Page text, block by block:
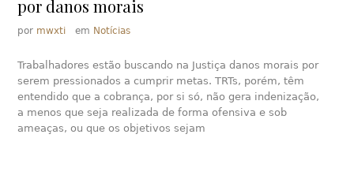
por danos morais
por mwxti em Notícias
Trabalhadores estão buscando na Justiça danos morais por
serem pressionados a cumprir metas. TRTs, porém, têm
entendido que a cobrança, por si só, não gera indenização,
a menos que seja realizada de forma ofensiva e sob
ameaças, ou que os objetivos sejam